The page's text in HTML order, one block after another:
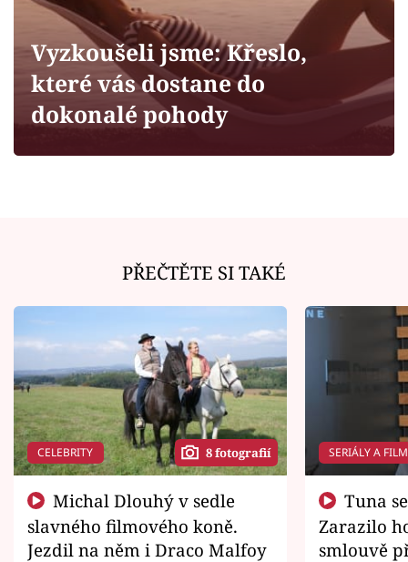
Sledujte prima+
Filmový festival Karlovy Vary
Sledujte nás
Vyzkoušeli jsme: Křeslo,
které vás dostane do
dokonalé pohody
PŘEČTĚTE SI TAKÉ
CELEBRITY 8 fotografií
slavného filmového koně.
Jezdil na něm i Draco Malfoy
SERIÁLY A
Zarazilo
smlouvě